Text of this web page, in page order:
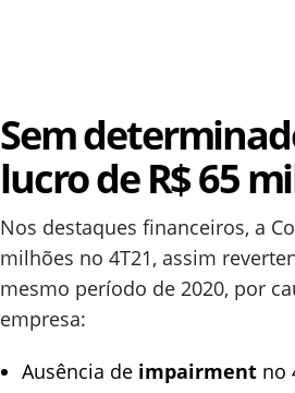
Sem
lucro de R$ 65
Nos destaques financeiros, a
milhões no 4T21, assim
mesmo período de 2020, por
empresa:
Ausência de impairment no